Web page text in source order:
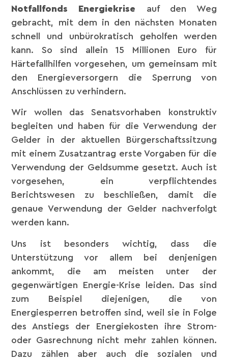
Notfallfonds Energiekrise auf den Weg
gebracht, mit dem in den nächsten Monaten
schnell und unbürokratisch geholfen werden
kann. So sind allein 15 Millionen Euro für
Härtefallhilfen vorgesehen, um gemeinsam mit
den Energieversorgern die Sperrung von
Anschlüssen zu verhindern.
Wir wollen das Senatsvorhaben konstruktiv
begleiten und haben für die Verwendung der
Gelder in der aktuellen Bürgerschaftssitzung
mit einem Zusatzantrag erste Vorgaben für die
Verwendung der Geldsumme gesetzt. Auch ist
vorgesehen, ein verpflichtendes
Berichtswesen zu beschließen, damit die
genaue Verwendung der Gelder nachverfolgt
werden kann.
Uns ist besonders wichtig, dass die
Unterstützung vor allem bei denjenigen
ankommt, die am meisten unter der
gegenwärtigen Energie-Krise leiden. Das sind
zum Beispiel diejenigen, die von
Energiesperren betroffen sind, weil sie in Folge
des Anstiegs der Energiekosten ihre Strom-
oder Gasrechnung nicht mehr zahlen können.
Dazu zählen aber auch die sozialen und